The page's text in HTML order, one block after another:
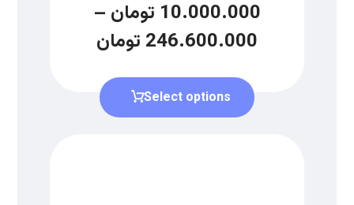
10.000.000 تومان –
246.600.000 تومان
Select options